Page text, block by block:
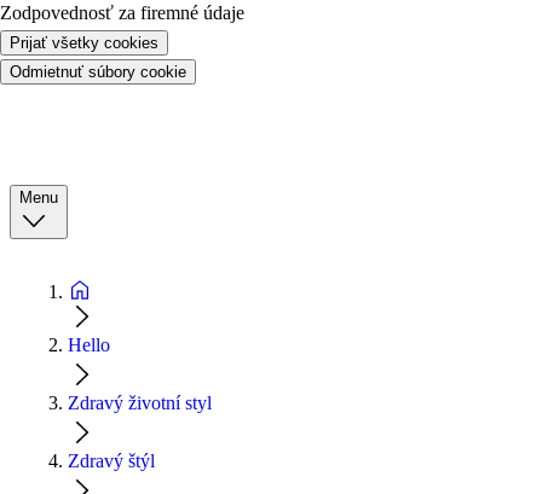
Zodpovednosť za firemné údaje
Prijať všetky cookies
Odmietnuť súbory cookie
Menu
Hello
Zdravý životní styl
Zdravý štýl